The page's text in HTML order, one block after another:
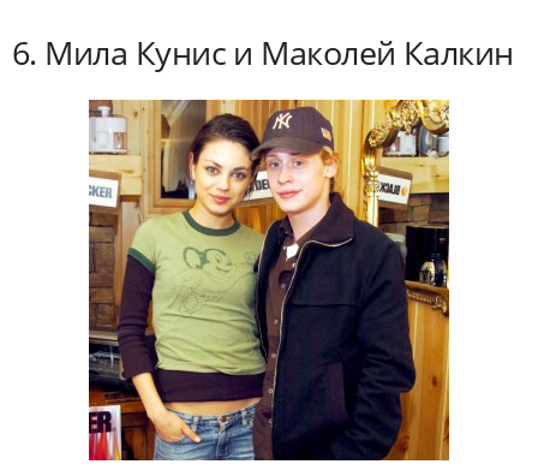
6. Мила Кунис и Маколей Калкин